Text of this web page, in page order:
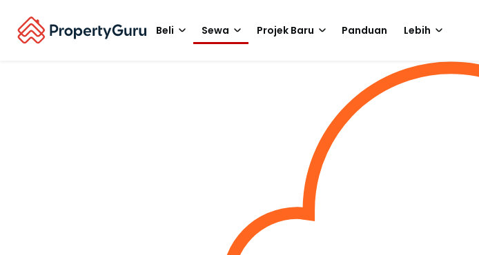
Beli Sewa Projek Baru Panduan Lebih